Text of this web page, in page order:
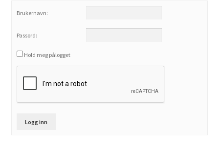
Brukernavn:
Passord:
Hold meg pålogget
Logg inn